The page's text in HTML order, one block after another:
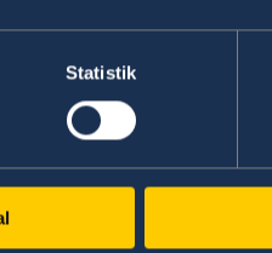
Statistik